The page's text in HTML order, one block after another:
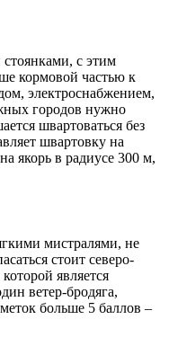
с этим
кормовой частью к
электроснабжением,
городов нужно
швартоваться без
швартовку на
якорь в радиусе 300 м,
мистралями, не
стоит северо-
является
ветер-бродяга,
больше 5 баллов –